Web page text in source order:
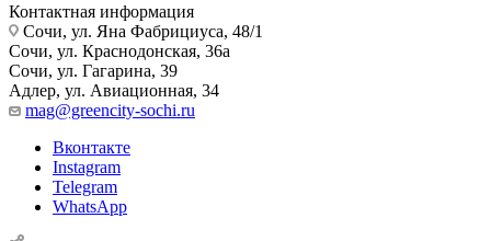
Контактная информация
Сочи, ул. Яна Фабрициуса, 48/1
Сочи, ул. Краснодонская, 36а
Сочи, ул. Гагарина, 39
Адлер, ул. Авиационная, 34
mag@greencity-sochi.ru
Вконтакте
Instagram
Telegram
WhatsApp